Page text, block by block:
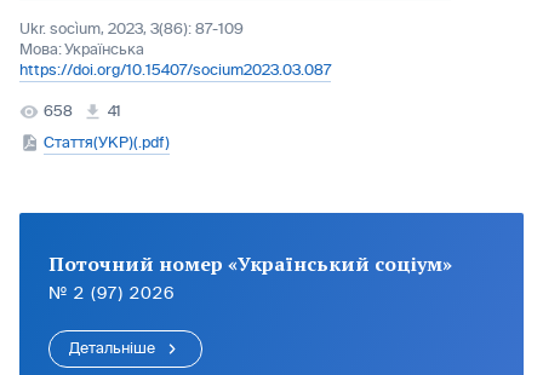
Ukr. socìum, 2023, 3(86): 87-109
Мова:Українська
https://doi.org/10.15407/socium2023.03.087
658
41
Стаття(УКР)(.pdf)
Поточний номер «Український соціум»
№ 2 (97) 2026
Детальніше